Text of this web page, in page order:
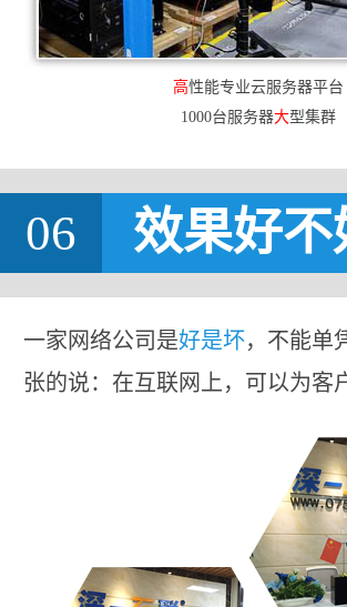
高性能专业云服务器平台
1000台服务器大型集群
06 效果好不
一家网络公司是好是坏，不能单
张的说：在互联网上，可以为客